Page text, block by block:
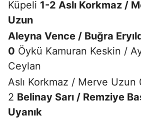
Küpeli 1-2 Aslı Korkmaz /
Uzun
Aleyna Vence / Buğra
0 Öykü Kamuran Keskin /
Ceylan
Aslı Korkmaz / Merve Uzun
2 Belinay Sarı / Remziye
Uyanık